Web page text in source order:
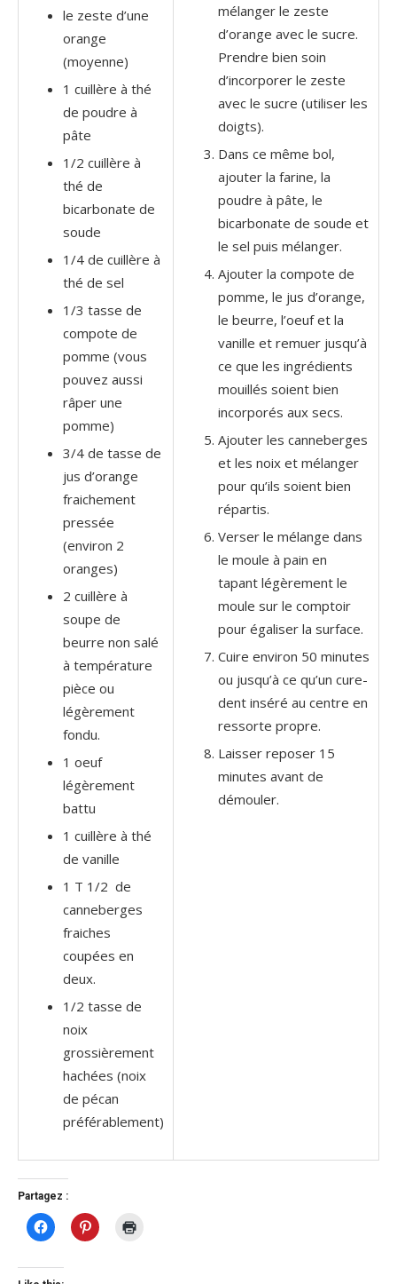
le zeste d’une
orange
(moyenne)
1 cuillère à thé
de poudre à
pâte
1/2 cuillère à
thé de
bicarbonate de
soude
1/4 de cuillère à
thé de sel
1/3 tasse de
compote de
pomme (vous
pouvez aussi
râper une
pomme)
3/4 de tasse de
jus d’orange
fraichement
pressée
(environ 2
oranges)
2 cuillère à
soupe de
beurre non salé
à température
pièce ou
légèrement
fondu.
1 oeuf
légèrement
battu
1 cuillère à thé
de vanille
1 T 1/2 de
canneberges
fraiches
coupées en
deux.
1/2 tasse de
noix
grossièrement
hachées (noix
de pécan
préférablement)
mélanger le zeste
d’orange avec le sucre.
Prendre bien soin
d’incorporer le zeste
avec le sucre (utiliser les
doigts).
Dans ce même bol,
ajouter la farine, la
poudre à pâte, le
bicarbonate de soude et
le sel puis mélanger.
Ajouter la compote de
pomme, le jus d’orange,
le beurre, l’oeuf et la
vanille et remuer jusqu’à
ce que les ingrédients
mouillés soient bien
incorporés aux secs.
Ajouter les canneberges
et les noix et mélanger
pour qu’ils soient bien
répartis.
Verser le mélange dans
le moule à pain en
tapant légèrement le
moule sur le comptoir
pour égaliser la surface.
Cuire environ 50 minutes
ou jusqu’à ce qu’un cure-
dent inséré au centre en
ressorte propre.
Laisser reposer 15
minutes avant de
démouler.
Partagez :
Click
to
Facebook
Click
to